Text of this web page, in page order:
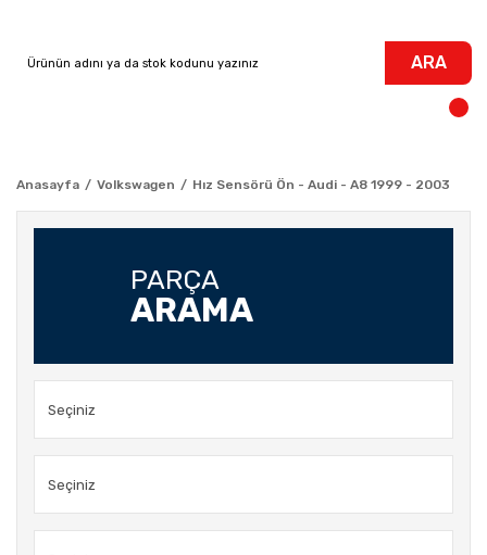
ARA
Anasayfa Volkswagen Hız Sensörü Ön - Audi - A8 1999 - 2003
PARÇA
ARAMA